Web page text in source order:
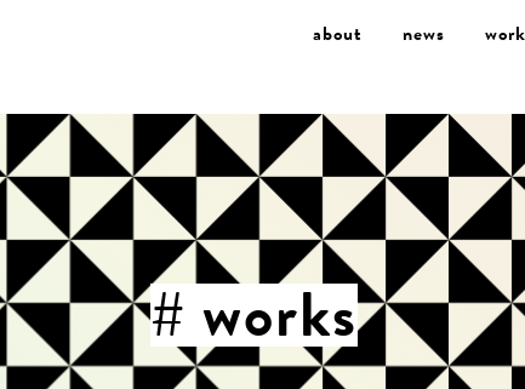
about news
# works